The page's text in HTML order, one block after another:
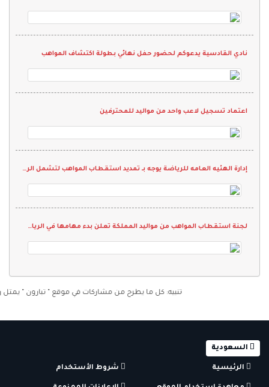
نادي القادسية يدعوكم لحضور حفل نهائي بطولة اكتشاف المواهب
اعتماد تسجيل لاعب واحد من مواليد للمحترفين
إدارة الهئيه العامه للرياضة يوجه بـ تمديد استقطاب المواهب لتشمل الرياض والأحساء وجازان
لجنة استقطاب المواهب من مواليد المملكة تعلن بدء مهامها في الرياض اعتباراً من غد الخميس وحتى الأحد المقبل بمعهد إعداد القادة
تنبيه: كل ما يطرح من مشاركات في موقع " تبارون " يمثل رأي
السعودية
الرئيسية شروط الأستخدام